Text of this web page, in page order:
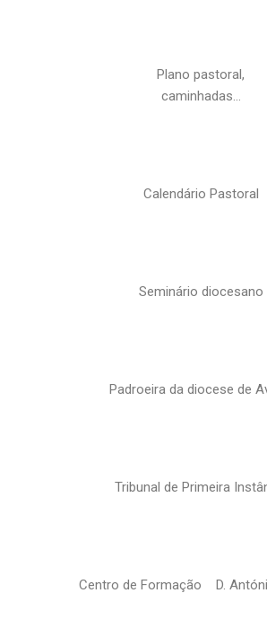
Plano pastoral,
caminhadas…
Calendário Pastoral
Seminário diocesano
Padroeira da diocese de
Tribunal de Primeira
Centro de Formação D.